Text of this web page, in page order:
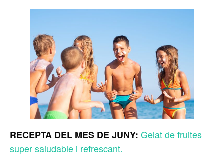
RECEPTA DEL MES DE JUNY: Gelat de fruites
super saludable i refrescant.